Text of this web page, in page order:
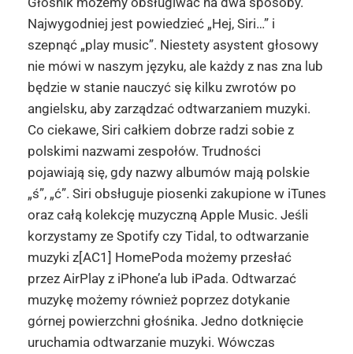
Najwygodniej jest powiedzieć „Hej, Siri…” i
szepnąć „play music”. Niestety asystent głosowy
nie mówi w naszym języku, ale każdy z nas zna lub
będzie w stanie nauczyć się kilku zwrotów po
angielsku, aby zarządzać odtwarzaniem muzyki.
Co ciekawe, Siri całkiem dobrze radzi sobie z
polskimi nazwami zespołów. Trudności
pojawiają się, gdy nazwy albumów mają polskie
„ś”, „ć”. Siri obsługuje piosenki zakupione w iTunes
oraz całą kolekcję muzyczną Apple Music. Jeśli
korzystamy ze Spotify czy Tidal, to odtwarzanie
muzyki z[AC1] HomePoda możemy przesłać
przez AirPlay z iPhone’a lub iPada. Odtwarzać
muzykę możemy również poprzez dotykanie
górnej powierzchni głośnika. Jedno dotknięcie
uruchamia odtwarzanie muzyki. Wówczas